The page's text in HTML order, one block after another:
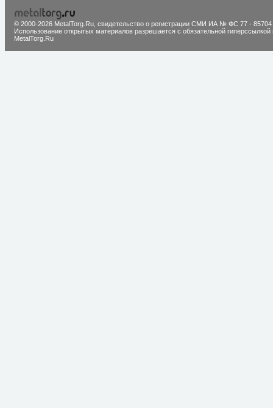
© 2000-2026 MetalTorg.Ru, cвидетельство о регистрации СМИ ИА № ФС 77 - 85704
Использование открытых материалов разрешается с обязательной гиперссылкой
MetalTorg.Ru